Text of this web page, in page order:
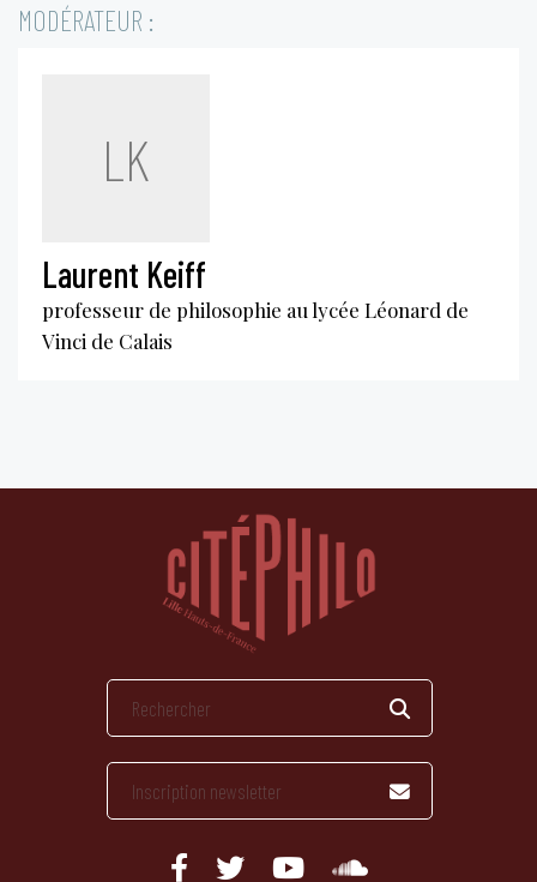
MODÉRATEUR :
LK
Laurent Keiff
professeur de philosophie au lycée Léonard de
Vinci de Calais